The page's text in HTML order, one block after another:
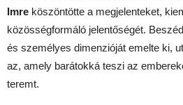
Imre köszöntötte a megjelenteket,
közösségformáló jelentőségét.
és személyes dimenzióját emelte ki,
az, amely barátokká teszi az
teremt.